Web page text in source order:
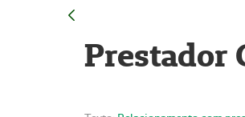
Prestador